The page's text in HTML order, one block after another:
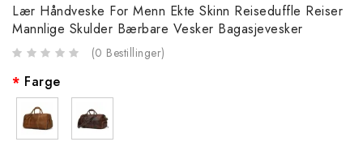
Lær Håndveske For Menn Ekte Skinn Reiseduffle Reiser
Mannlige Skulder Bærbare Vesker Bagasjevesker
(0 Bestillinger)
Farge